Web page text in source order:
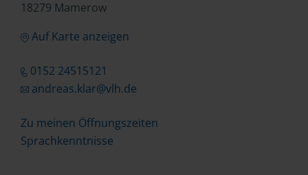
18279 Mamerow
Auf Karte anzeigen
0152 24515121
andreas.klar@vlh.de
Zu meinen Öffnungszeiten
Sprachkenntnisse